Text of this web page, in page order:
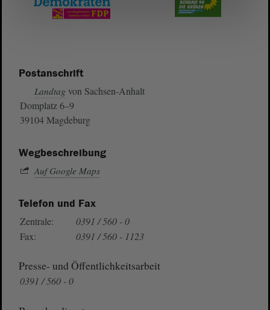
Postanschrift
Landtag von Sachsen-Anhalt
Domplatz 6–9
39104 Magdeburg
Wegbeschreibung
Auf Google Maps
Telefon und Fax
Zentrale:
0391 / 560 - 0
Fax:
0391 / 560 - 1123
Presse- und Öffentlichkeitsarbeit
0391 / 560 - 0